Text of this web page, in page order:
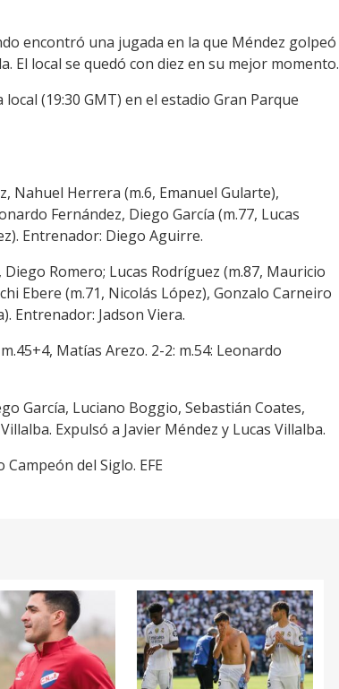
encontró una jugada en la que Méndez golpeó
El local se quedó con diez en su mejor momento.
(19:30 GMT) en el estadio Gran Parque
Nahuel Herrera (m.6, Emanuel Gularte),
Fernández, Diego García (m.77, Lucas
Entrenador: Diego Aguirre.
Romero; Lucas Rodríguez (m.87, Mauricio
Ebere (m.71, Nicolás López), Gonzalo Carneiro
Entrenador: Jadson Viera.
Matías Arezo. 2-2: m.54: Leonardo
García, Luciano Boggio, Sebastián Coates,
Expulsó a Javier Méndez y Lucas Villalba.
del Siglo. EFE